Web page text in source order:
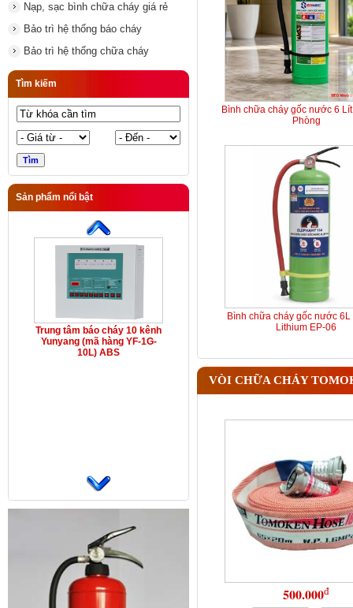
Nạp, sạc bình chữa cháy giá rẻ
Bảo trì hệ thống báo cháy
Bảo trì hệ thống chữa cháy
Tìm kiếm
Sản phẩm nổi bật
Trung tâm báo cháy 10 kênh
Yunyang (mã hàng YF-1G-
10L) ABS
Bình chữa cháy gốc nước 6
Phòng
Bình chữa cháy gốc nước 6L
Lithium EP-06
VÒI CHỮA CHÁY
500.000đ